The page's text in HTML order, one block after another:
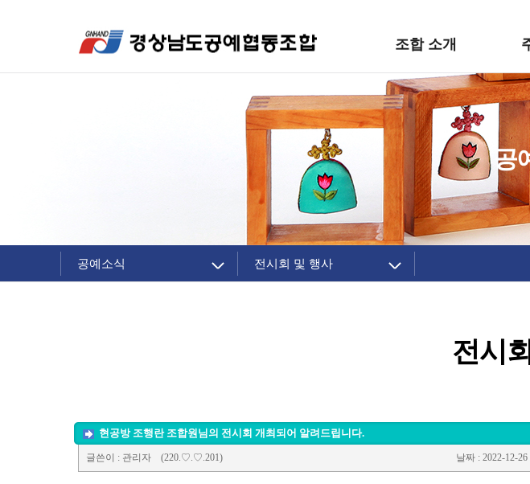
조합 소개
공
공예소식
추천사이트
전시회 및 행사
공모전
전시
현공방 조행란 조합원님의 전시회 개최되어 알려드립니다.
글쓴이 : 관리자 (220.♡.♡.201) 날짜 : 2022-12-